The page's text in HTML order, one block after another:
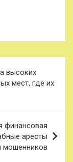
высоких
мест, где их
финансовая
аресты
мошенников